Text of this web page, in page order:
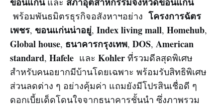
พร้อมพันธมิตรธุรกิจอสังหาฯอย่าง โครงการฉัตร
เพชร, ขอนแก่นน่าอยู่, Index living mall, Homehub,
Global house, ธนาคารกรุงเทพ, DOS, American
standard, Hafele และ Kohler ที่รวมดีลสุดพิเศษ
สำหรับคนอยากมีบ้านโดยเฉพาะ พร้อมรับสิทธิพิเศษ
ส่วนลดต่าง ๆ อย่างคุ้มค่า แถมยังมีโปรสินเชื่อดี ๆ
ดอกเบี้ยเด็ดโดนใจจากธนาคารชั้นนำ ซึ่งภาพรวม